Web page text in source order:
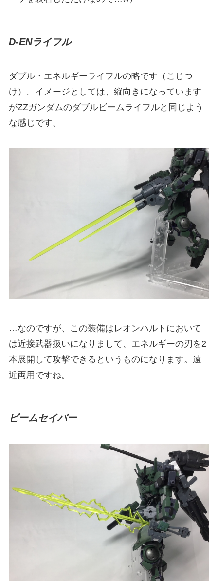
D-ENライフル
ダブル・エネルギーライフルの略です（こじつ
け）。イメージとしては、縦向きになっています
がZZガンダムのダブルビームライフルと同じよう
な感じです。
…なのですが、この装備はレオンハルトにおいて
は近接武器扱いになりまして、エネルギーの刃を2
本展開して攻撃できるというものになります。遠
近両用ですね。
ビームセイバー